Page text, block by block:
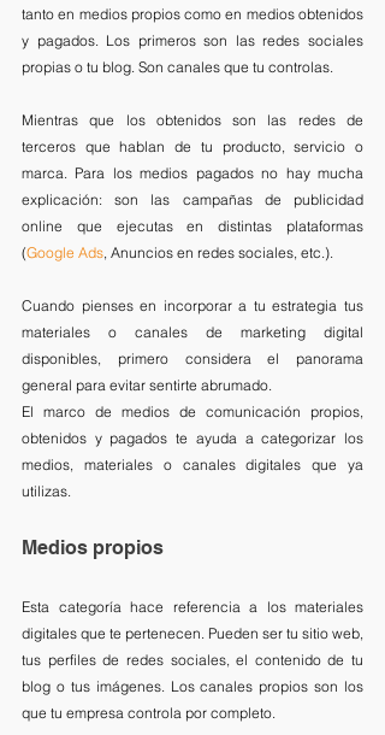
tanto en medios propios como en medios obtenidos
y pagados. Los primeros son las redes sociales
propias o tu blog. Son canales que tu controlas.
Mientras que los obtenidos son las redes de
terceros que hablan de tu producto, servicio o
marca. Para los medios pagados no hay mucha
explicación: son las campañas de publicidad
online que ejecutas en distintas plataformas
(Google Ads, Anuncios en redes sociales, etc.).
Cuando pienses en incorporar a tu estrategia tus
materiales o canales de marketing digital
disponibles, primero considera el panorama
general para evitar sentirte abrumado.
El marco de medios de comunicación propios,
obtenidos y pagados te ayuda a categorizar los
medios, materiales o canales digitales que ya
utilizas.
Medios propios
Esta categoría hace referencia a los materiales
digitales que te pertenecen. Pueden ser tu sitio web,
tus perfiles de redes sociales, el contenido de tu
blog o tus imágenes. Los canales propios son los
que tu empresa controla por completo.